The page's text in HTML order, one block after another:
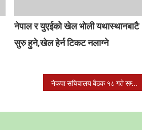
नेपाल र युएईको खेल भोली यथास्थानबाटै
सुरु हुने,खेल हेर्न टिकट नलाग्ने
नेकपा सचिवालय बैठक १८ गते सम्मका लागि स्थगित